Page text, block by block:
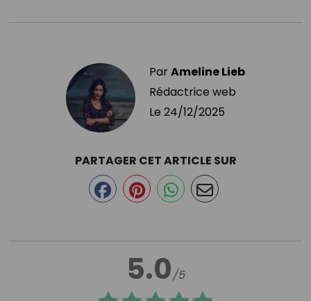
ParAmeline Lieb
Rédactrice web
Le 24/12/2025
5.0/5
PARTAGER CET ARTICLE SUR